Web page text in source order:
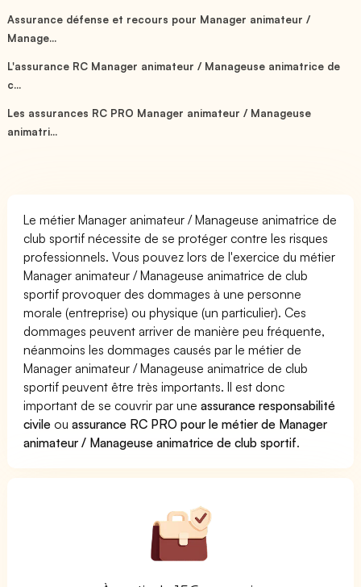
Assurance défense et recours pour Manager animateur /
Manage...
L'assurance RC Manager animateur / Manageuse animatrice de
c...
Les assurances RC PRO Manager animateur / Manageuse
animatri...
Le métier Manager animateur / Manageuse animatrice de
club sportif nécessite de se protéger contre les risques
professionnels. Vous pouvez lors de l'exercice du métier
Manager animateur / Manageuse animatrice de club
sportif provoquer des dommages à une personne
morale (entreprise) ou physique (un particulier). Ces
dommages peuvent arriver de manière peu fréquente,
néanmoins les dommages causés par le métier de
Manager animateur / Manageuse animatrice de club
sportif peuvent être très importants. Il est donc
important de se couvrir par uneassurance responsabilité
civile ouassurance RC PRO pour le métier de Manager
animateur / Manageuse animatrice de club sportif.